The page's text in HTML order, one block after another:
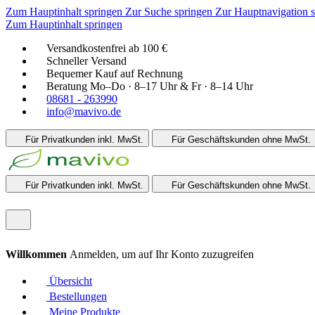
Zum Hauptinhalt springen Zur Suche springen Zur Hauptnavigation
Zum Hauptinhalt springen
Versandkostenfrei ab 100 €
Schneller Versand
Bequemer Kauf auf Rechnung
Beratung Mo–Do · 8–17 Uhr & Fr · 8–14 Uhr
08681 - 263990
info@mavivo.de
Für Privatkunden inkl. MwSt. Für Geschäftskunden ohne MwSt.
Für Privatkunden inkl. MwSt. Für Geschäftskunden ohne MwSt.
Willkommen Anmelden, um auf Ihr Konto zuzugreifen
Übersicht
Bestellungen
Meine Produkte